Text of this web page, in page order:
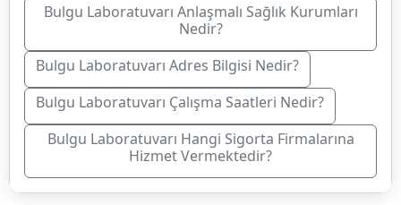
Bulgu Laboratuvarı Anlaşmalı Sağlık Kurumları
Nedir?
Bulgu Laboratuvarı Adres Bilgisi Nedir?
Bulgu Laboratuvarı Çalışma Saatleri Nedir?
Bulgu Laboratuvarı Hangi Sigorta Firmalarına
Hizmet Vermektedir?